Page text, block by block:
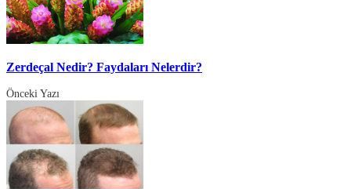
Zerdeçal Nedir? Faydaları Nelerdir?
Önceki Yazı